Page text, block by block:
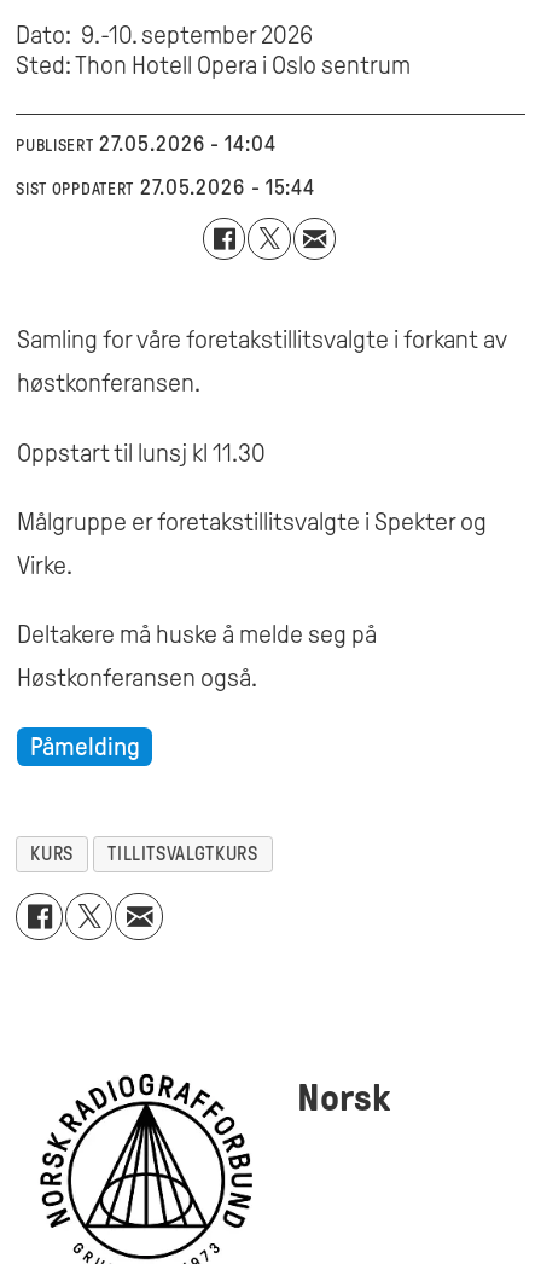
Dato: 9.-10. september 2026
Sted: Thon Hotell Opera i Oslo sentrum
PUBLISERT 27.05.2026 - 14:04
SIST OPPDATERT 27.05.2026 - 15:44
Samling for våre foretakstillitsvalgte i forkant av
høstkonferansen.
Oppstart til lunsj kl 11.30
Målgruppe er foretakstillitsvalgte i Spekter og
Virke.
Deltakere må huske å melde seg på
Høstkonferansen også.
Påmelding
KURS TILLITSVALGTKURS
Norsk